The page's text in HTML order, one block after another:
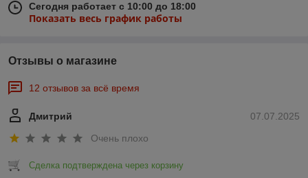
Сегодня работает с 10:00 до 18:00
Показать весь график работы
Отзывы о магазине
12 отзывов за всё время
07.07.2025
Дмитрий
Очень плохо
Сделка подтверждена через корзину